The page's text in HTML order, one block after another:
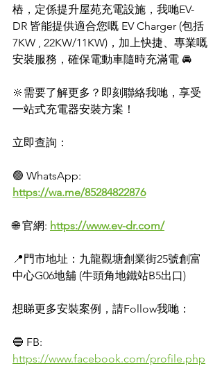
樁，定係提升屋苑充電設施，我哋EV-
DR 皆能提供適合您嘅 EV Charger (包括
7KW , 22KW/11KW)，加上快捷、專業嘅
安裝服務，確保電動車隨時充滿電 🚘
🔆需要了解更多？即刻聯絡我哋，享受
一站式充電器安裝方案！
立即查詢：
🟢 WhatsApp:
https://wa.me/85284822876
🌐 官網: https://www.ev-dr.com/
📍門市地址：九龍觀塘創業街25號創富
中心G06地舖 (牛頭角地鐵站B5出口)
想睇更多安裝案例，請Follow我哋：
🔵 FB:
https://www.facebook.com/profile.php